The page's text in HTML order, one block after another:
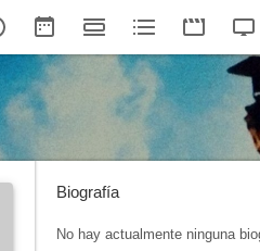
Biografía
No hay actualmente ninguna